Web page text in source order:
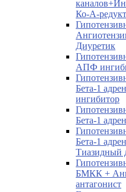
Ко-А-
Диуретик
АПФ
Бета-1
ингибитор
Бета-1
Бета-1
Тиазидный
БМКК +
антагонист